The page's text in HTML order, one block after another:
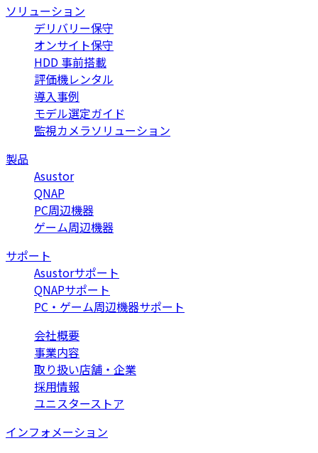
ソリューション
デリバリー保守
オンサイト保守
HDD 事前搭載
評価機レンタル
導入事例
モデル選定ガイド
監視カメラソリューション
製品
Asustor
QNAP
PC周辺機器
ゲーム周辺機器
サポート
Asustorサポート
QNAPサポート
PC・ゲーム周辺機器サポート
会社概要
事業内容
取り扱い店舗・企業
採用情報
ユニスターストア
インフォメーション